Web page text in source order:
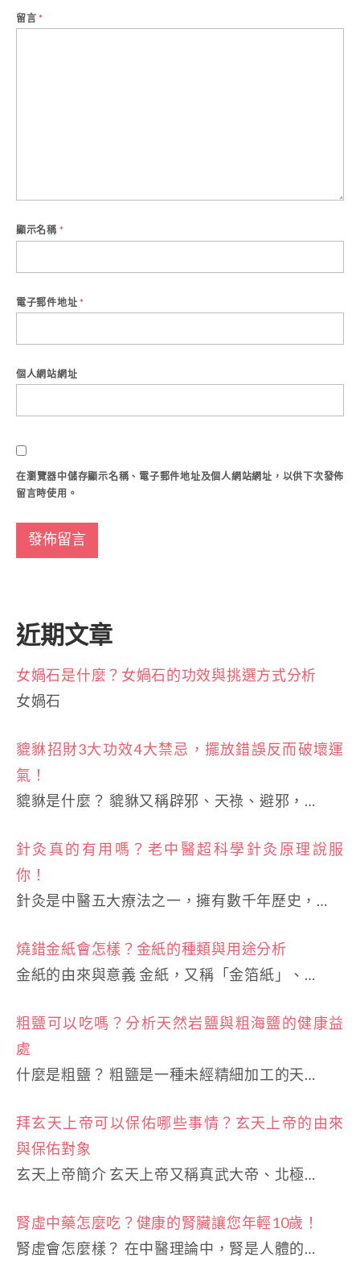
留言*
顯示名稱 *
電子郵件地址 *
個人網站網址
在瀏覽器中儲存顯示名稱、電子郵件地址及個人網站網址，以供下次發佈
留言時使用。
近期文章
女媧石是什麼？女媧石的功效與挑選方式分析
女媧石
貔貅招財3大功效4大禁忌，擺放錯誤反而破壞運
氣！
貔貅是什麼？ 貔貅又稱辟邪、天祿、避邪，…
針灸真的有用嗎？老中醫超科學針灸原理說服
你！
針灸是中醫五大療法之一，擁有數千年歷史，…
燒錯金紙會怎樣？金紙的種類與用途分析
金紙的由來與意義 金紙，又稱「金箔紙」、…
粗鹽可以吃嗎？分析天然岩鹽與粗海鹽的健康益
處
什麼是粗鹽？ 粗鹽是一種未經精細加工的天…
拜玄天上帝可以保佑哪些事情？玄天上帝的由來
與保佑對象
玄天上帝簡介 玄天上帝又稱真武大帝、北極…
腎虛中藥怎麼吃？健康的腎臟讓您年輕10歲！
腎虛會怎麼樣？ 在中醫理論中，腎是人體的…